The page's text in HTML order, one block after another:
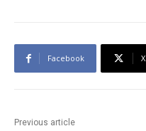
Facebook X
Previous article